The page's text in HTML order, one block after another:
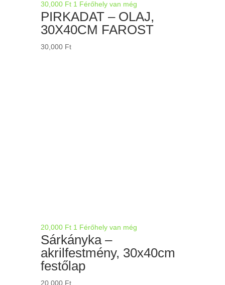
30,000 Ft 1 Férőhely van még
PIRKADAT – OLAJ,
30X40CM FAROST
30,000 Ft
20,000 Ft 1 Férőhely van még
Sárkányka –
akrilfestmény, 30x40cm
festőlap
20,000 Ft